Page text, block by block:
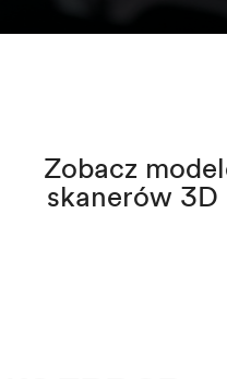
Zobacz
skanerów 3D